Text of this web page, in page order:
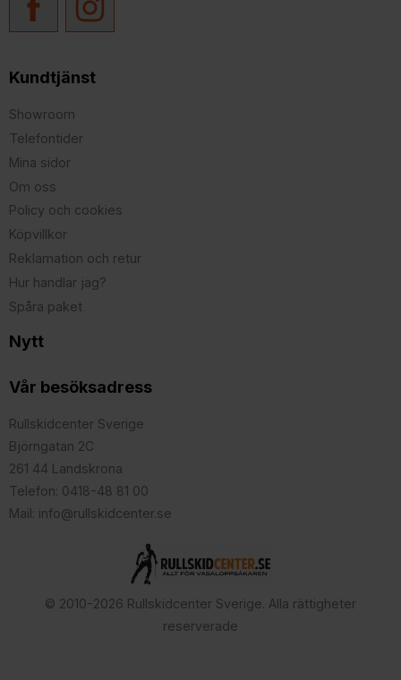
Kundtjänst
Showroom
Telefontider
Mina sidor
Om oss
Policy och cookies
Köpvillkor
Reklamation och retur
Hur handlar jag?
Spåra paket
Nytt
Vår besöksadress
Rullskidcenter Sverige
Björngatan 2C
261 44 Landskrona
Telefon: 0418-48 81 00
Mail: info@rullskidcenter.se
© 2010-2026 Rullskidcenter Sverige. Alla rättigheter
reserverade